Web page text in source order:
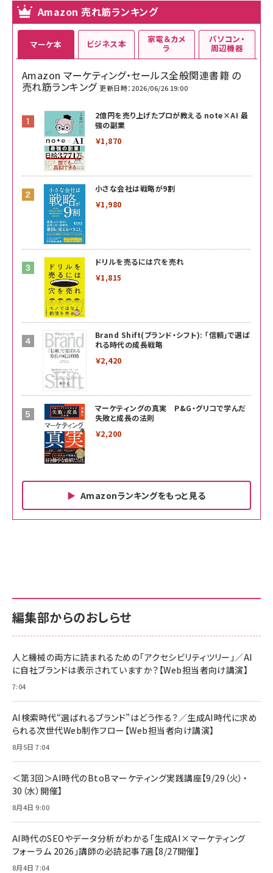
Amazon 売れ筋ランキング
マーケ本
Amazon マーケティング・セールス全般関連書籍 の
売れ筋ランキング 更新日時：2026/06/26 19:00
2億円を売り上げたプロが教える note×AI 最
強の副業
￥1,870
小さな会社は戦略が9割
￥1,980
ドリルを売るには穴を売れ
￥1,815
Brand Shift(ブランド・シフト): 「信頼」で選ば
れる時代の成長戦略
￥2,420
マーケティングの真実 P&G・グリコで学んだ
失敗と成長の法則
￥2,200
Amazonランキングをもっと見る
ビジネス本
￥880
anan(アンアン)2026/06/24号 No.2500増刊
スペシャルエディション[王道エンタメの矜持／
￥1,100
年後半、あなたの恋と運命／山田涼介]
￥880
Amazonランキングをもっと見る
家電＆カメ
ラ
サポート正規品 メーカー保証5年 KLMEA128G
NIMASO ガラスフィルム iPhone 17 用 保護フィ
すい ガイド枠付き いPhone17 (6.3インチ) 対応
2枚セット DSP25F1698
￥1,599
【New】Amazon Fire TV Stick HD | 手軽にスト
レイヤー
￥6,980
Anker Soundcore P31i (Bluetooth 6.1) 【完
全ワイヤレスイヤホン/アクティブノイズキャンセリ
ング/マルチポイント接続 / 最大50時間再生 / PSE
Anker PowerLine III Flow USB-C & USB-C
ケーブル Anker絡まないケーブル 240W 結束バン
ド付き USB PD対応 シリコン素材採用 iPhone
17 / 16 / 15 / Galaxy iPad Pro MacBook
パソコン・
周辺機器
サポート正規品 メーカー保証5年 KLMEA128G
Amazon eギフトカード - Amazonロゴ - クラ
￥5,000
ケーブル Anker絡まないケーブル 240W 結束バン
17 / 16 / 15 / Galaxy iPad Pro MacBook
Pro/Air 各種対応 (1.8m ミッドナイトブラック)
￥1,890
キャンペーン】
￥4,857
編集部からのおしらせ
人と機械の両方に読まれるための「アクセシビリティツリー」／AI
に自社ブランドは表示されていますか？【Web担当者向け講演】
7:04
AI検索時代“選ばれるブランド”はどう作る？／生成AI時代に求め
られる次世代Web制作フロー【Web担当者向け講演】
8月5日 7:04
＜第3回＞AI時代のBtoBマーケティング実践講座【9/29（火）・
30（水）開催】
8月4日 9:00
AI時代のSEOやデータ分析がわかる「生成AI×マーケティング
フォーラム 2026」講師の必読記事7選【8/27開催】
8月4日 7:04